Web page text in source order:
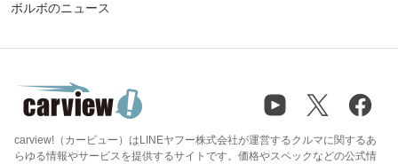
ボルボのニュース
carview!（カービュー）はLINEヤフー株式会社が運営するクルマに関するあ
らゆる情報やサービスを提供するサイトです。価格やスペックなどの公式情